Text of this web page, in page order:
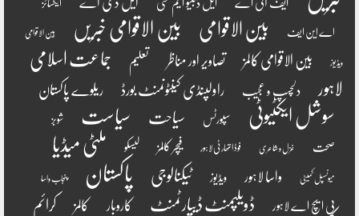
ایف آئی اے ایل ڈبلیو ایم سی ایل ڈی اے ایکسائز
اے این ایف بین الاقوامی بین الاقوامی خبریں بین الاقوامی
ویڈیوز بین الاقوامی کالمز تصاویر اور مناظر تعلیم
جماعت اسلامی
لاہور
دلچسپ و عجیب راولپنڈی کینٹونمنٹ بورڈ ریلوے پاکستان
سوشل ایکٹیوٹی سپورٹس سیاحت سیاست شوبز
صحت غزل و شاعری فوڈ اتھارٹی لاہور فیچر کالمز لیسکو ملٹی میڈیا
میونسپل کمیٹی واسا لاہور ویڈیوز ٹیکنالوجی پاکستان پنجاب واسا
پی ایچ اے لاہور ڈویلپمنٹ ڈیپارٹمنٹ کاروبار کالمز کرائم